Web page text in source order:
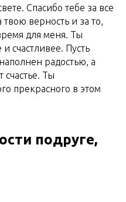
Спасибо тебе за все
верность и за то,
для меня. Ты
счастливее. Пусть
радостью, а
Ты
прекрасного в этом
подруге,